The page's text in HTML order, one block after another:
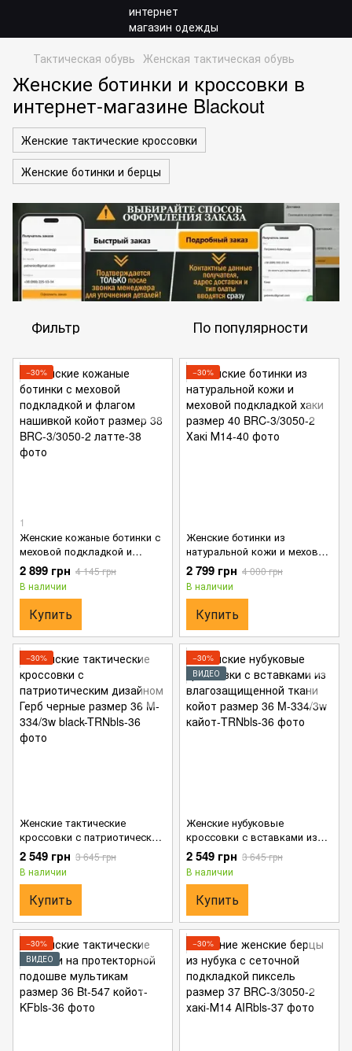
Тактическая обувь Женская тактическая обувь
Женские ботинки и кроссовки в
интернет-магазине Blackout
Женские тактические кроссовки
Женские ботинки и берцы
Фильтр По популярности
−30%
1
Женские кожаные ботинки с
меховой подкладкой и
флагом нашивкой койот
размер 38
2 899 грн 4 145 грн
В наличии
Купить
−30%
Женские ботинки из
натуральной кожи и меховой
подкладкой хаки размер 40
2 799 грн 4 000 грн
В наличии
Купить
−30%
Женские тактические
кроссовки с патриотическим
дизайном Герб черные
размер 36
2 549 грн 3 645 грн
В наличии
Купить
−30%
ВИДЕО
Женские нубуковые
кроссовки с вставками из
влагозащищенной ткани
койот размер 36
2 549 грн 3 645 грн
В наличии
Купить
−30%
ВИДЕО
−30%